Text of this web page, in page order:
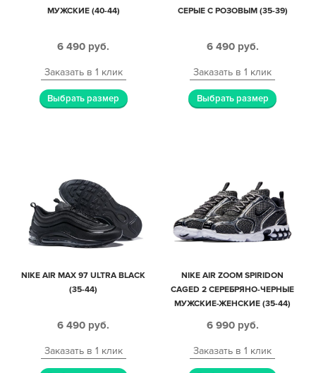
МУЖСКИЕ (40-44)
6 490 руб.
Заказать в 1 клик
Выбрать размер
СЕРЫЕ С РОЗОВЫМ (35-39)
6 490 руб.
Заказать в 1 клик
Выбрать размер
NIKE AIR MAX 97 ULTRA BLACK
(35-44)
6 490 руб.
Заказать в 1 клик
NIKE AIR ZOOM SPIRIDON
CAGED 2 СЕРЕБРЯНО-ЧЕРНЫЕ
МУЖСКИЕ-ЖЕНСКИЕ (35-44)
6 990 руб.
Заказать в 1 клик